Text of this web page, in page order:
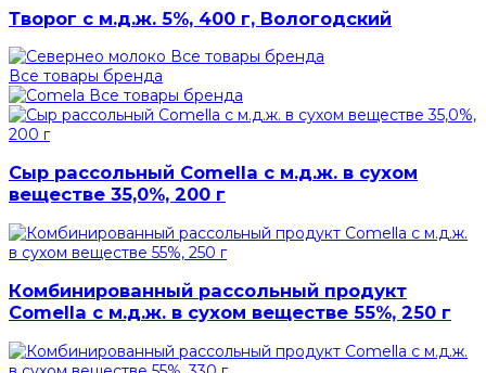
Творог с м.д.ж. 5%, 400 г, Вологодский
Все товары бренда
Все товары бренда
Все товары бренда
Сыр рассольный Comella с м.д.ж. в сухом
веществе 35,0%, 200 г
Комбинированный рассольный продукт
Comella с м.д.ж. в сухом веществе 55%, 250 г